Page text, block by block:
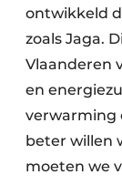
ontwikkeld
zoals Jaga.
Vlaanderen
en
verwarming
beter willen
moeten we